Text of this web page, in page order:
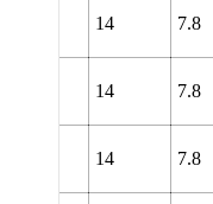
14 7.8
14 7.8
14 7.8